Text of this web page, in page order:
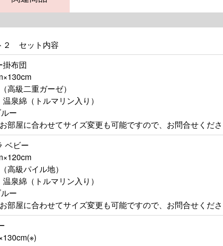
２ セット内容
布団
高級二重ガーゼ）
泉綿（トルマリン入り）
ー
部屋に合わせてサイズ変更も可能ですので、お問合せくだ
ベビー
高級パイル地）
泉綿（トルマリン入り）
ー
部屋に合わせてサイズ変更も可能ですので、お問合せくだ